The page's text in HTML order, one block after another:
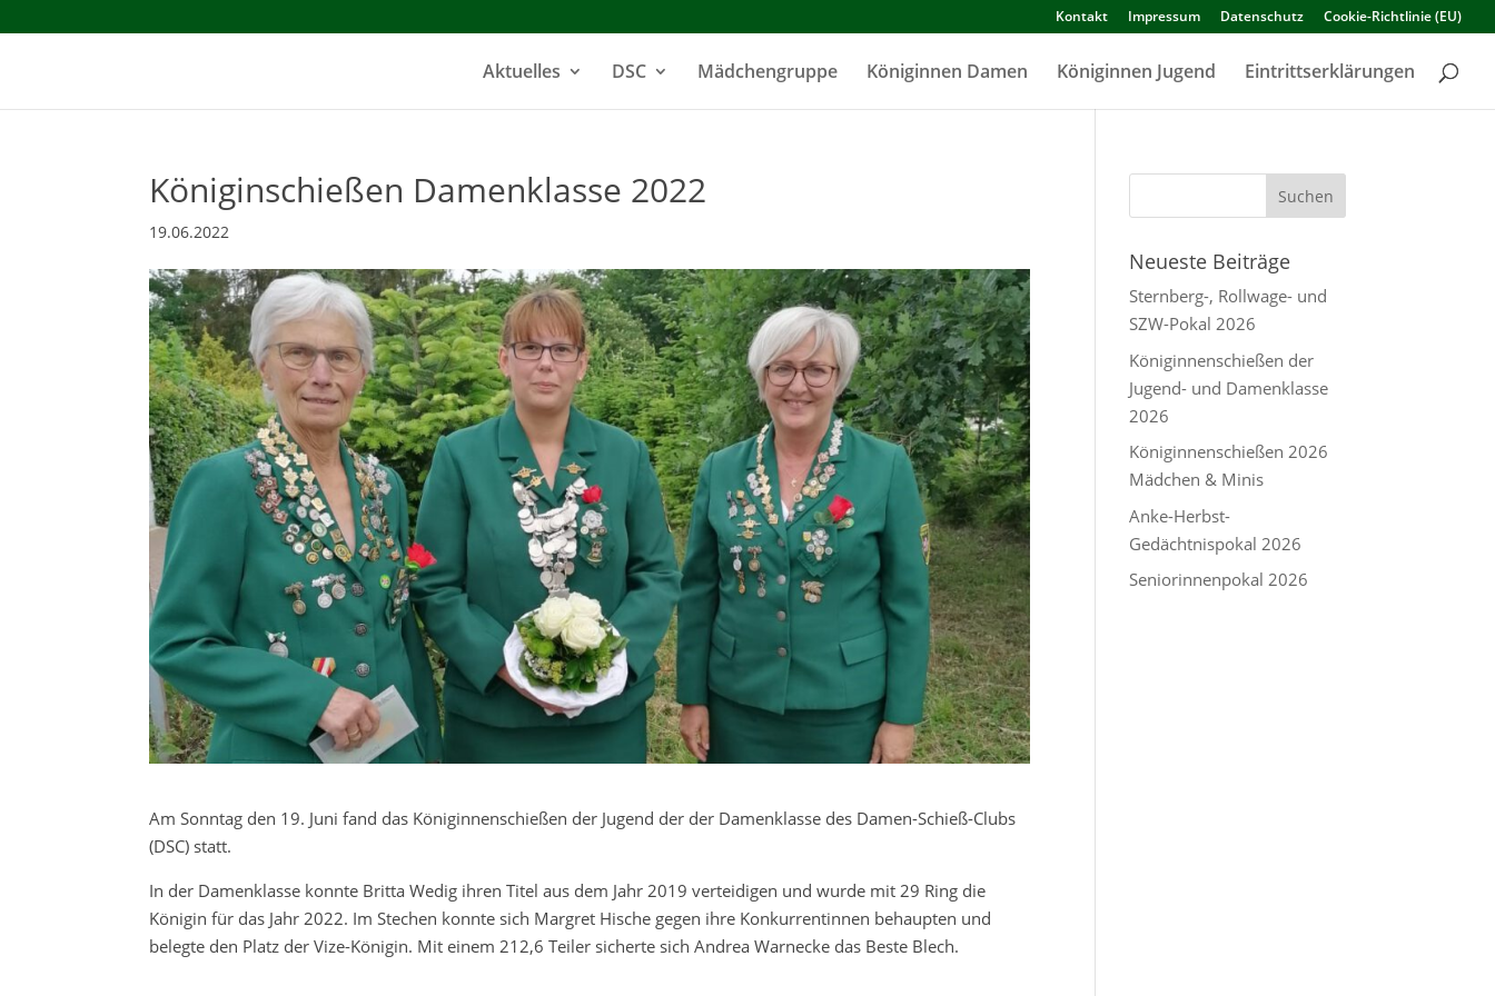
Kontakt Impressum Datenschutz Cookie-Richtlinie (EU)
Aktuelles DSC Mädchengruppe Königinnen Damen Königinnen Jugend Eintrittserklärungen
Königinschießen Damenklasse 2022
19.06.2022
Am Sonntag den 19. Juni fand das Königinnenschießen der Jugend der der Damenklasse des Damen-Schieß-Clubs
(DSC) statt.
In der Damenklasse konnte Britta Wedig ihren Titel aus dem Jahr 2019 verteidigen und wurde mit 29 Ring die
Königin für das Jahr 2022. Im Stechen konnte sich Margret Hische gegen ihre Konkurrentinnen behaupten und
belegte den Platz der Vize-Königin. Mit einem 212,6 Teiler sicherte sich Andrea Warnecke das Beste Blech.
Neueste Beiträge
Sternberg-, Rollwage- und
SZW-Pokal 2026
Königinnenschießen der
Jugend- und Damenklasse
2026
Königinnenschießen 2026
Mädchen & Minis
Anke-Herbst-
Gedächtnispokal 2026
Seniorinnenpokal 2026